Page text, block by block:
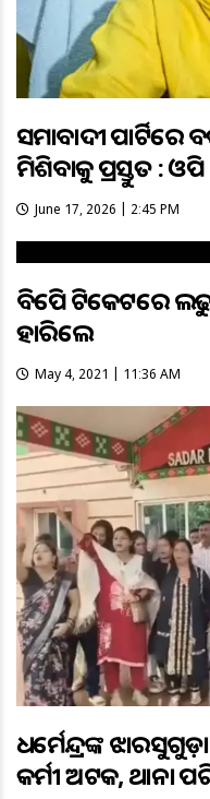
ସମାଜବାଦୀ ପାର୍ଟିରେ
ମିଶିବାକୁ ପ୍ରସ୍ତୁତ : ଓପି
June 17, 2026 | 2:45 PM
ବିଜେପି ଟିକେଟରେ
ହାରିଲେ
May 4, 2021 | 11:36 AM
ଧର୍ମେନ୍ଦ୍ରଙ୍କ
କର୍ମୀ ଅଟକ, ଥାନା